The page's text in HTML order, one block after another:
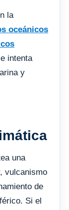
la
oceánicos
intenta
y
una
vulcanismo
de
Si el